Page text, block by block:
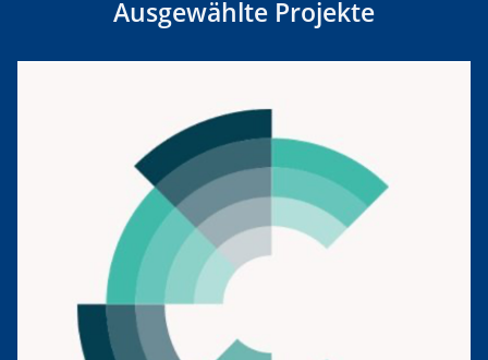
Ausgewählte Projekte